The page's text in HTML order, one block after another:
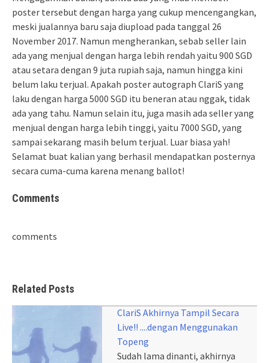
poster tersebut dengan harga yang cukup mencengangkan,
meski jualannya baru saja diupload pada tanggal 26
November 2017. Namun mengherankan, sebab seller lain
ada yang menjual dengan harga lebih rendah yaitu 900 SGD
atau setara dengan 9 juta rupiah saja, namun hingga kini
belum laku terjual. Apakah poster autograph ClariS yang
laku dengan harga 5000 SGD itu beneran atau nggak, tidak
ada yang tahu. Namun selain itu, juga masih ada seller yang
menjual dengan harga lebih tinggi, yaitu 7000 SGD, yang
sampai sekarang masih belum terjual. Luar biasa yah!
Selamat buat kalian yang berhasil mendapatkan posternya
secara cuma-cuma karena menang ballot!
Comments
comments
Related Posts
ClariS Akhirnya Tampil Secara
Live!! ....dengan Menggunakan
Topeng
Sudah lama dinanti, akhirnya